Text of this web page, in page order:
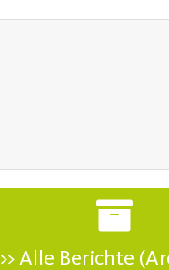
>> Alle Berichte